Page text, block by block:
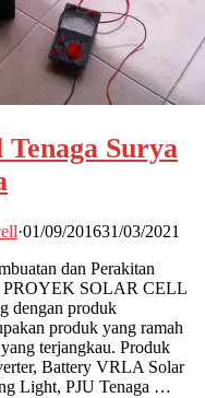
Surya
·01/09/201631/03/2021
dan Perakitan
PROYEK SOLAR CELL
dengan produk
produk yang ramah
terjangkau. Produk
Battery VRLA Solar
Light, PJU Tenaga …